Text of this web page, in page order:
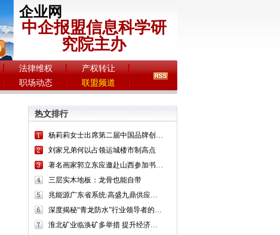
企业网
中企报盟信息科学研
究院主办
法律维权
产权转让
职场动态 联盟频道
热文排行
杨莉莉女士出席第二届中国品牌创新发展论坛
刘家兄弟何以占领运城楼市制高点
著名画家郭立东应邀赴山西参加书画迎新系列活动
三层实木地板：龙骨也能自带
兆能源广东省系统:高盛九鼎供应链股东大会圆满成功召开
深度揭秘“青龙防水”行业领导者的成功秘诀
淮北矿业临涣矿多举措 提升经济运行质量